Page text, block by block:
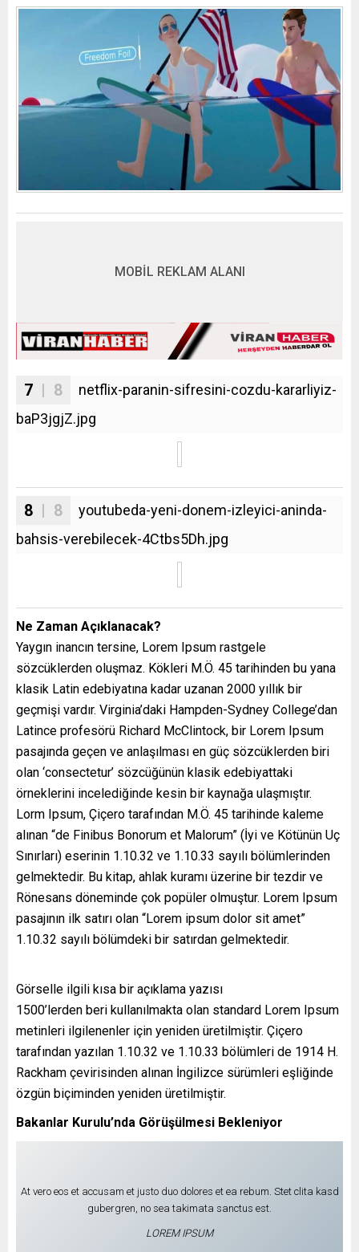
MOBİL REKLAM ALANI
7 | 8
netflix-paranin-sifresini-cozdu-kararliyiz-
baP3jgjZ.jpg
8 | 8
youtubeda-yeni-donem-izleyici-aninda-
bahsis-verebilecek-4Ctbs5Dh.jpg
Ne Zaman Açıklanacak?
Yaygın inancın tersine, Lorem Ipsum rastgele
sözcüklerden oluşmaz. Kökleri M.Ö. 45 tarihinden bu yana
klasik Latin edebiyatına kadar uzanan 2000 yıllık bir
geçmişi vardır. Virginia’daki Hampden-Sydney College’dan
Latince profesörü Richard McClintock, bir Lorem Ipsum
pasajında geçen ve anlaşılması en güç sözcüklerden biri
olan ‘consectetur’ sözcüğünün klasik edebiyattaki
örneklerini incelediğinde kesin bir kaynağa ulaşmıştır.
Lorm Ipsum, Çiçero tarafından M.Ö. 45 tarihinde kaleme
alınan “de Finibus Bonorum et Malorum” (İyi ve Kötünün Uç
Sınırları) eserinin 1.10.32 ve 1.10.33 sayılı bölümlerinden
gelmektedir. Bu kitap, ahlak kuramı üzerine bir tezdir ve
Rönesans döneminde çok popüler olmuştur. Lorem Ipsum
pasajının ilk satırı olan “Lorem ipsum dolor sit amet”
1.10.32 sayılı bölümdeki bir satırdan gelmektedir.
Görselle ilgili kısa bir açıklama yazısı
1500’lerden beri kullanılmakta olan standard Lorem Ipsum
metinleri ilgilenenler için yeniden üretilmiştir. Çiçero
tarafından yazılan 1.10.32 ve 1.10.33 bölümleri de 1914 H.
Rackham çevirisinden alınan İngilizce sürümleri eşliğinde
özgün biçiminden yeniden üretilmiştir.
Bakanlar Kurulu’nda Görüşülmesi Bekleniyor
At vero eos et accusam et justo duo dolores et ea rebum. Stet clita kasd
gubergren, no sea takimata sanctus est.
LOREM IPSUM